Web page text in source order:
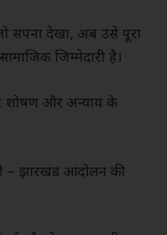
सपना देखा, अब उसे पूरा
जिम्मेदारी है।
शोषण और अन्याय के
– झारखंड आंदोलन की